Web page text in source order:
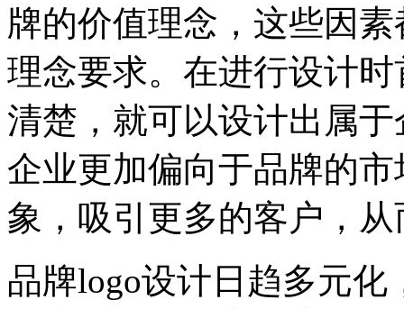
牌的价值理念，这些因
理念要求。在进行设计
清楚，就可以设计出属
企业更加偏向于品牌的
象，吸引更多的客户，
品牌logo设计日趋多元